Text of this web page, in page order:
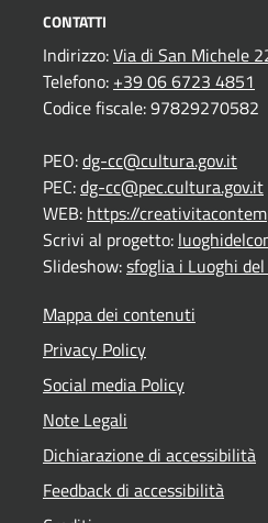
CONTATTI
Indirizzo:Via di San Michele
Telefono: +39 06 6723 4851
Codice fiscale: 97829270582
PEO:dg-cc@cultura.gov.it
PEC:dg-cc@pec.cultura.gov.it
WEB: https://
Scrivi al progetto:
Slideshow:sfoglia i Luoghi
Mappa dei contenuti
Privacy Policy
Social media Policy
Note Legali
Dichiarazione di accessibilità
Feedback di accessibilità